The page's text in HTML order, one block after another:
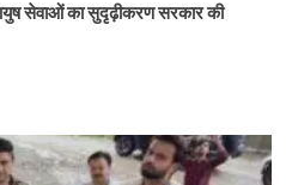
सेवाओं का सुदृढ़ीकरण सरकार की